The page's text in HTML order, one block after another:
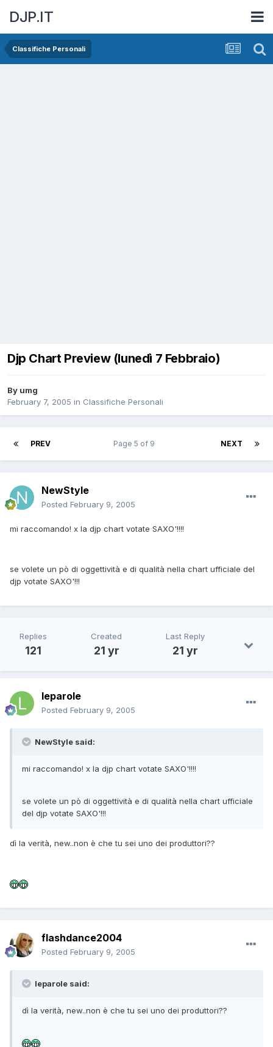
DJP.IT
Classifiche Personali
Djp Chart Preview (lunedì 7 Febbraio)
By umg
February 7, 2005 in Classifiche Personali
PREV NEXT
Page 5 of 9
NewStyle
Posted February 9, 2005
mi raccomando! x la djp chart votate SAXO'!!!!
se volete un pò di oggettività e di qualità nella chart ufficiale del
djp votate SAXO'!!!
Replies
121
Created
21 yr
Last Reply
21 yr
leparole
Posted February 9, 2005
NewStyle said:
mi raccomando! x la djp chart votate SAXO'!!!!
se volete un pò di oggettività e di qualità nella chart ufficiale
del djp votate SAXO'!!!
dì la verità, new..non è che tu sei uno dei produttori??
flashdance2004
Posted February 9, 2005
leparole said:
dì la verità, new..non è che tu sei uno dei produttori??